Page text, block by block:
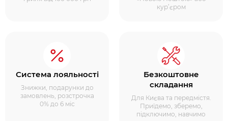
кур’єром
Система лояльності
Знижки, подарунки до
замовлень, розстрочка
0% до 6 міс
Безкоштовне
складання
Для Києва та передмістя.
Приїдемо, зберемо,
підключимо, навчимо